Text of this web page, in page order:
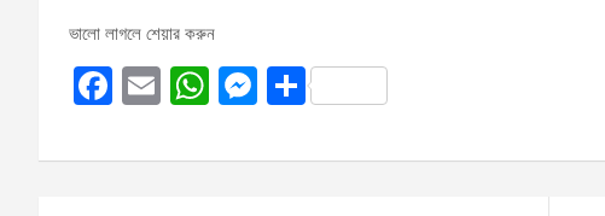
ভালো লাগলে শেয়ার করুন
F
ce
E
ail
W
at
M
se
S
ar